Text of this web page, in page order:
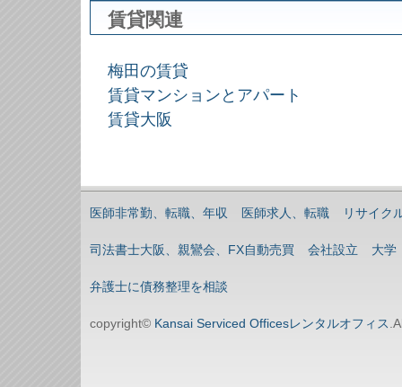
賃貸関連
梅田の賃貸
賃貸マンションとアパート
賃貸大阪
医師非常勤、転職、年収 医師求人、転職 リサイク
司法書士大阪、親鸞会、FX自動売買 会社設立 大学
弁護士に債務整理を相談
copyright© Kansai Serviced Officesレンタルオフィス